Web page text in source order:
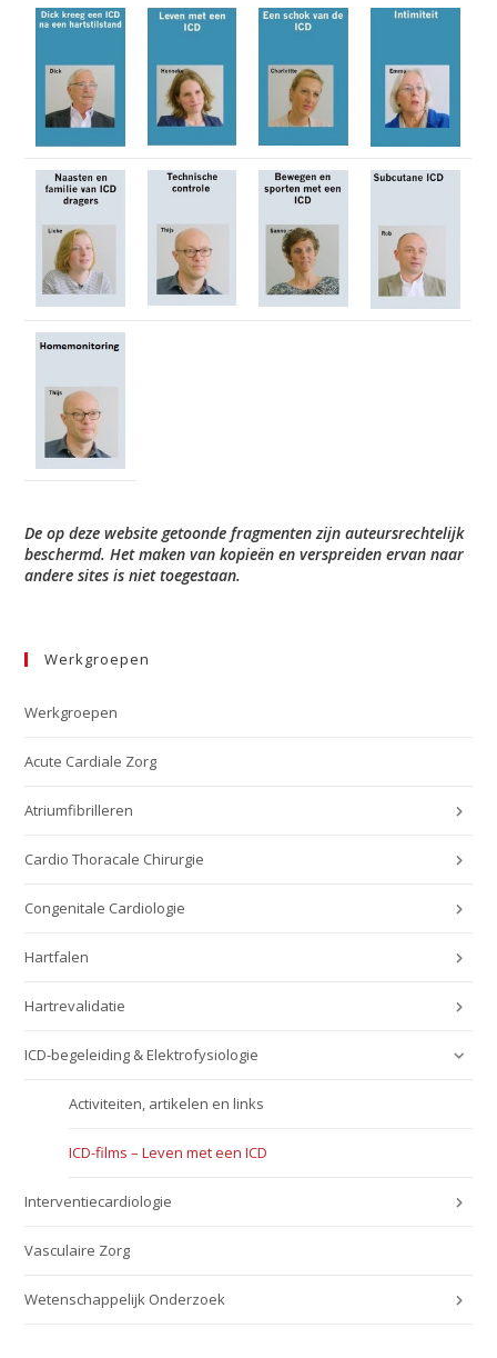
De op deze website getoonde fragmenten zijn auteursrechtelijk
beschermd. Het maken van kopieën en verspreiden ervan naar
andere sites is niet toegestaan.
Werkgroepen
Werkgroepen
Acute Cardiale Zorg
Atriumfibrilleren
Cardio Thoracale Chirurgie
Congenitale Cardiologie
Hartfalen
Hartrevalidatie
ICD-begeleiding & Elektrofysiologie
Activiteiten, artikelen en links
ICD-films – Leven met een ICD
Interventiecardiologie
Vasculaire Zorg
Wetenschappelijk Onderzoek